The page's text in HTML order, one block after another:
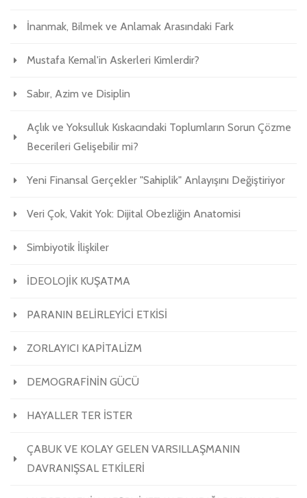
İnanmak, Bilmek ve Anlamak Arasındaki Fark
Mustafa Kemal'in Askerleri Kimlerdir?
Sabır, Azim ve Disiplin
Açlık ve Yoksulluk Kıskacındaki Toplumların Sorun Çözme
Becerileri Gelişebilir mi?
Yeni Finansal Gerçekler "Sahiplik" Anlayışını Değiştiriyor
Veri Çok, Vakit Yok: Dijital Obezliğin Anatomisi
Simbiyotik İlişkiler
İDEOLOJİK KUŞATMA
PARANIN BELİRLEYİCİ ETKİSİ
ZORLAYICI KAPİTALİZM
DEMOGRAFİNİN GÜCÜ
HAYALLER TER İSTER
ÇABUK VE KOLAY GELEN VARSILLAŞMANIN
DAVRANIŞSAL ETKİLERİ